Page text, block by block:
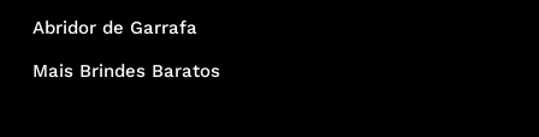
Abridor de Garrafa
Mais Brindes Baratos